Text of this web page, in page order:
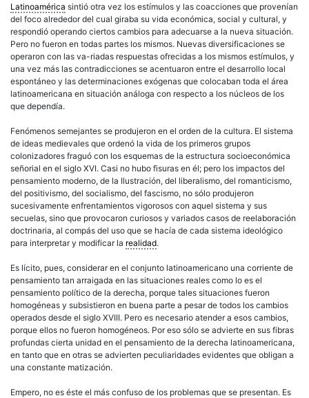
Latinoamérica sintió otra vez los estímulos y las coacciones que provenían
del foco alrededor del cual giraba su vida económica, social y cultural, y
respondió operando ciertos cambios para adecuarse a la nueva situación.
Pero no fueron en todas partes los mismos. Nuevas diversificaciones se
operaron con las va-riadas respuestas ofrecidas a los mismos estímulos, y
una vez más las contradicciones se acentuaron entre el desarrollo local
espontáneo y las determinaciones exógenas que colocaban toda el área
latinoamericana en situación análoga con respecto a los núcleos de los
que dependía.
Fenómenos semejantes se produjeron en el orden de la cultura. El sistema
de ideas medievales que ordenó la vida de los primeros grupos
colonizadores fraguó con los esquemas de la estructura socioeconómica
señorial en el siglo XVI. Casi no hubo fisuras en él; pero los impactos del
pensamiento moderno, de la Ilustración, del liberalismo, del romanticismo,
del positivismo, del socialismo, del fascismo, no sólo produjeron
sucesivamente enfrentamientos vigorosos con aquel sistema y sus
secuelas, sino que provocaron curiosos y variados casos de reelaboración
doctrinaria, al compás del uso que se hacía de cada sistema ideológico
para interpretar y modificar la realidad.
Es lícito, pues, considerar en el conjunto latinoamericano una corriente de
pensamiento tan arraigada en las situaciones reales como lo es el
pensamiento político de la derecha, porque tales situaciones fueron
homogéneas y subsistieron en buena parte a pesar de todos los cambios
operados desde el siglo XVIII. Pero es necesario atender a esos cambios,
porque ellos no fueron homogéneos. Por eso sólo se advierte en sus fibras
profundas cierta unidad en el pensamiento de la derecha latinoamericana,
en tanto que en otras se advierten peculiaridades evidentes que obligan a
una constante matización.
Empero, no es éste el más confuso de los problemas que se presentan. Es